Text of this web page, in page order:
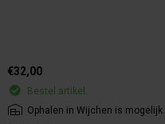
€32,00
Bestel artikel.
Ophalen in Wijchen is mogelijk.